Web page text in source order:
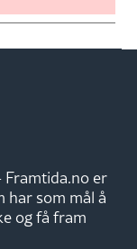
er
har som mål å
og få fram